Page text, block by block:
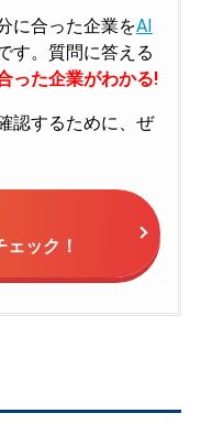
に合った企業をAI
す。質問に答える
った企業がわかる!
認するために、ぜ
ック！